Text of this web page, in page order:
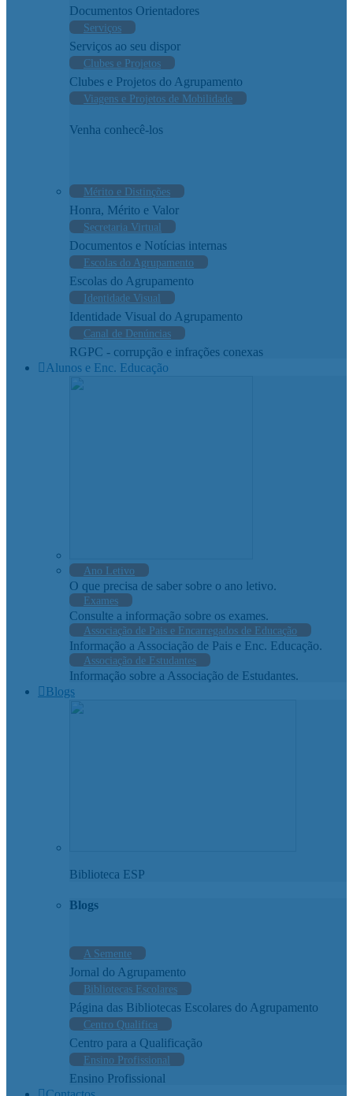
Documentos Orientadores
Serviços
Serviços ao seu dispor
Clubes e Projetos
Clubes e Projetos do Agrupamento
Viagens e Projetos de Mobilidade
Venha conhecê-los
Mérito e Distinções
Honra, Mérito e Valor
Secretaria Virtual
Documentos e Notícias internas
Escolas do Agrupamento
Escolas do Agrupamento
Identidade Visual
Identidade Visual do Agrupamento
Canal de Denúncias
RGPC - corrupção e infrações conexas
Alunos e Enc. Educação
Ano Letivo
O que precisa de saber sobre o ano letivo.
Exames
Consulte a informação sobre os exames.
Associação de Pais e Encarregados de Educação
Informação a Associação de Pais e Enc. Educação.
Associação de Estudantes
Informação sobre a Associação de Estudantes.
Blogs
Biblioteca ESP
Blogs
A Semente
Jornal do Agrupamento
Bibliotecas Escolares
Página das Bibliotecas Escolares do Agrupamento
Centro Qualifica
Centro para a Qualificação
Ensino Profissional
Ensino Profissional